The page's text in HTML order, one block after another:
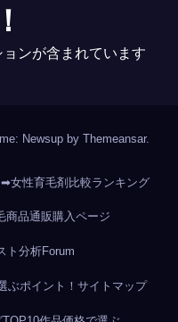
ンが含まれています
Newsup by Themeansar.
➡女性育毛剤比較ランキング
商品通販購入ページ
ト分析Forum
ぶポイント！ サイトマップ